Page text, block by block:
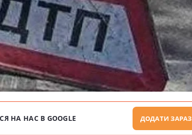
НА НАС В GOOGLE ДОДАТИ ЗАРАЗ